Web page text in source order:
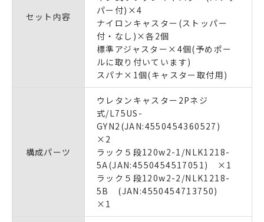
セット内容
パー付)×4
ナイロンキャスター(ストッパー
付・なし)×各2個
標準アジャスター×4個(予めポー
ルに取り付いています)
スパナ×1個(キャスター取付用)
構成パーツ
ウレタンキャスター2Pネジ
式/L75US-
GYN2(JAN:4550454360527)
×2
ラック５段120w2-1/NLK1218-
5A(JAN:4550454517051) ×1
ラック５段120w2-2/NLK1218-
5B (JAN:4550454713750)
×1